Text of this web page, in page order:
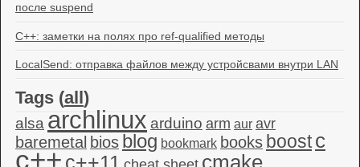
после suspend
C++: заметки на полях про ref-qualified методы
LocalSend: отправка файлов между устройсвами внутри LAN
Tags (all)
alsa archlinux arduino arm aur avr
baremetal bios blog bookmark books boost c
c++c++11 cmake